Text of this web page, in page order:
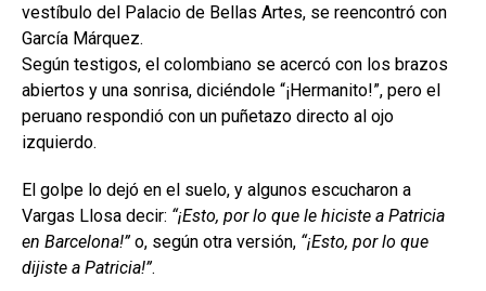
vestíbulo del Palacio de Bellas Artes, se reencontró con
García Márquez.
Según testigos, el colombiano se acercó con los brazos
abiertos y una sonrisa, diciéndole “¡Hermanito!”, pero el
peruano respondió con un puñetazo directo al ojo
izquierdo.
El golpe lo dejó en el suelo, y algunos escucharon a
Vargas Llosa decir: “¡Esto, por lo que le hiciste a Patricia
en Barcelona!”o, según otra versión, “¡Esto, por lo que
dijiste a Patricia!”.